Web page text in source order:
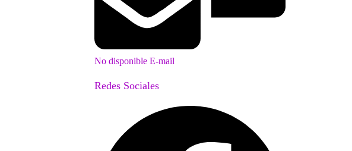
No disponible E-mail
Redes Sociales